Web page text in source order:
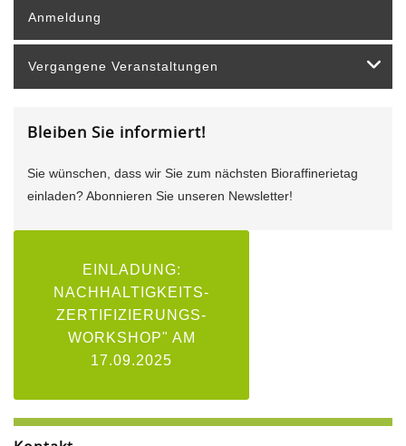
Anmeldung
Vergangene Veranstaltungen
Bleiben Sie informiert!
Sie wünschen, dass wir Sie zum nächsten Bioraffinerietag
einladen? Abonnieren Sie unseren Newsletter!
EINLADUNG:
NACHHALTIGKEITS-
ZERTIFIZIERUNGS-
WORKSHOP" AM
17.09.2025